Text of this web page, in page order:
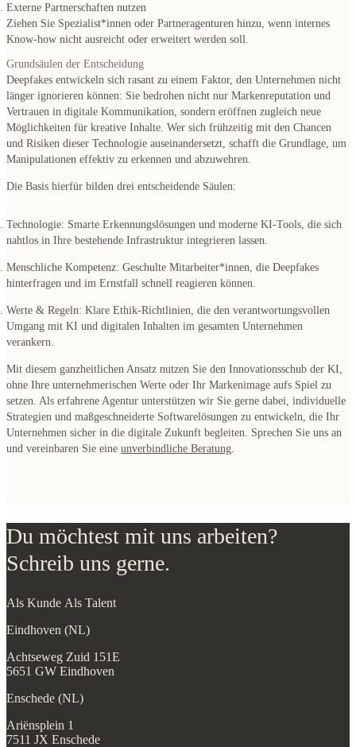
Externe Partnerschaften nutzen
Ziehen Sie Spezialist*innen oder Partneragenturen hinzu, wenn internes
Know-how nicht ausreicht oder erweitert werden soll.
Grundsäulen der Entscheidung
Deepfakes entwickeln sich rasant zu einem Faktor, den Unternehmen nicht
länger ignorieren können: Sie bedrohen nicht nur Markenreputation und
Vertrauen in digitale Kommunikation, sondern eröffnen zugleich neue
Möglichkeiten für kreative Inhalte. Wer sich frühzeitig mit den Chancen
und Risiken dieser Technologie auseinandersetzt, schafft die Grundlage, um
Manipulationen effektiv zu erkennen und abzuwehren.
Die Basis hierfür bilden drei entscheidende Säulen:
Technologie: Smarte Erkennungslösungen und moderne KI-Tools, die sich
nahtlos in Ihre bestehende Infrastruktur integrieren lassen.
Menschliche Kompetenz: Geschulte Mitarbeiter*innen, die Deepfakes
hinterfragen und im Ernstfall schnell reagieren können.
Werte & Regeln: Klare Ethik-Richtlinien, die den verantwortungsvollen
Umgang mit KI und digitalen Inhalten im gesamten Unternehmen
verankern.
Mit diesem ganzheitlichen Ansatz nutzen Sie den Innovationsschub der KI,
ohne Ihre unternehmerischen Werte oder Ihr Markenimage aufs Spiel zu
setzen. Als erfahrene Agentur unterstützen wir Sie gerne dabei, individuelle
Strategien und maßgeschneiderte Softwarelösungen zu entwickeln, die Ihr
Unternehmen sicher in die digitale Zukunft begleiten. Sprechen Sie uns an
und vereinbaren Sie eine unverbindliche Beratung.
Du möchtest mit uns arbeiten?
Schreib uns gerne.
Als Kunde Als Talent
Eindhoven (NL)
Achtseweg Zuid 151E
5651 GW Eindhoven
Enschede (NL)
Ariënsplein 1
7511 JX Enschede